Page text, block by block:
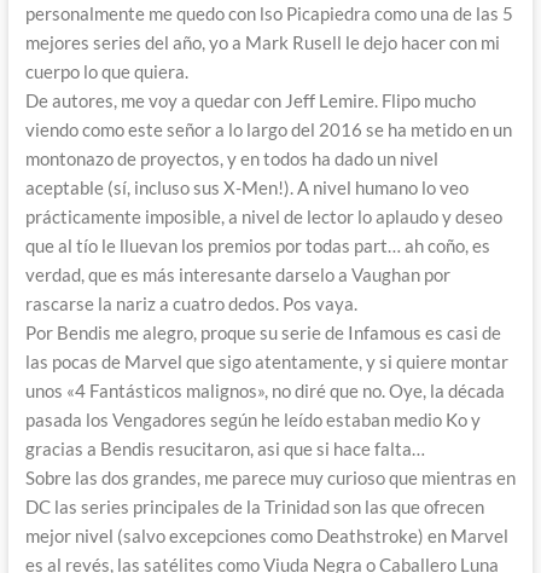
personalmente me quedo con lso Picapiedra como una de las 5
mejores series del año, yo a Mark Rusell le dejo hacer con mi
cuerpo lo que quiera.
De autores, me voy a quedar con Jeff Lemire. Flipo mucho
viendo como este señor a lo largo del 2016 se ha metido en un
montonazo de proyectos, y en todos ha dado un nivel
aceptable (sí, incluso sus X-Men!). A nivel humano lo veo
prácticamente imposible, a nivel de lector lo aplaudo y deseo
que al tío le lluevan los premios por todas part… ah coño, es
verdad, que es más interesante darselo a Vaughan por
rascarse la nariz a cuatro dedos. Pos vaya.
Por Bendis me alegro, proque su serie de Infamous es casi de
las pocas de Marvel que sigo atentamente, y si quiere montar
unos «4 Fantásticos malignos», no diré que no. Oye, la década
pasada los Vengadores según he leído estaban medio Ko y
gracias a Bendis resucitaron, asi que si hace falta…
Sobre las dos grandes, me parece muy curioso que mientras en
DC las series principales de la Trinidad son las que ofrecen
mejor nivel (salvo excepciones como Deathstroke) en Marvel
es al revés, las satélites como Viuda Negra o Caballero Luna